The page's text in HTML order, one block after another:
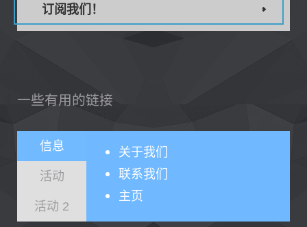
订阅我们！
一些有用的链接
信息
活动
活动 2
关于我们
联系我们
主页